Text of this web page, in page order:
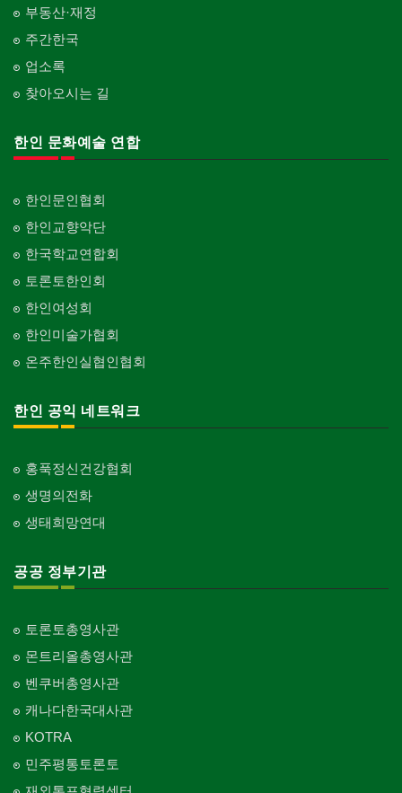
부동산·재정
주간한국
업소록
찾아오시는 길
한인 문화예술 연합
한인문인협회
한인교향악단
한국학교연합회
토론토한인회
한인여성회
한인미술가협회
온주한인실협인협회
한인 공익 네트워크
홍푹정신건강협회
생명의전화
생태희망연대
공공 정부기관
토론토총영사관
몬트리올총영사관
벤쿠버총영사관
캐나다한국대사관
KOTRA
민주평통토론토